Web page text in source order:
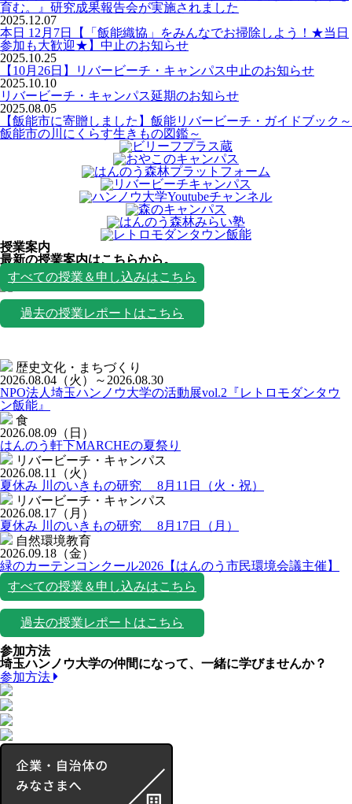
育む。』研究成果報告会が実施されました
2025.12.07
本日 12月7日【「飯能織協」をみんなでお掃除しよう！★当日
参加も大歓迎★】中止のお知らせ
2025.10.25
【10月26日】リバービーチ・キャンパス中止のお知らせ
2025.10.10
リバービーチ・キャンパス延期のお知らせ
2025.08.05
【飯能市に寄贈しました】飯能リバービーチ・ガイドブック～
飯能市の川にくらす生きもの図鑑～
授業案内
最新の授業案内はこちらから。
授業一覧
すべての授業＆申し込みはこちら
過去の授業レポートはこちら
歴史文化・まちづくり
2026.08.04 （火）
～2026.08.30
NPO法人埼玉ハンノウ大学の活動展vol.2『レトロモダンタウ
ン飯能』
食
2026.08.09 （日）
はんのう軒下MARCHEの夏祭り
リバービーチ・キャンパス
2026.08.11
（火）
夏休み 川のいきもの研究 8月11日（火・祝）
リバービーチ・キャンパス
2026.08.17 （月）
夏休み 川のいきもの研究 8月17日（月）
自然環境教育
2026.09.18 （金）
緑のカーテンコンクール2026【はんのう市民環境会議主催】
すべての授業＆申し込みはこちら
過去の授業レポートはこちら
参加方法
埼玉ハンノウ大学の仲間になって、一緒に学びませんか？
参加方法